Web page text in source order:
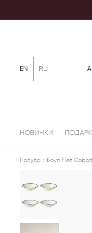
EN RU
НОВИНКИ
Посуда › Боул Filet